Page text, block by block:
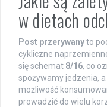
w dietach
Post przerywanyto
cykliczne
się schemat 8/16, co
spożywamy jedzenia,
możliwość
prowadzić do wielu